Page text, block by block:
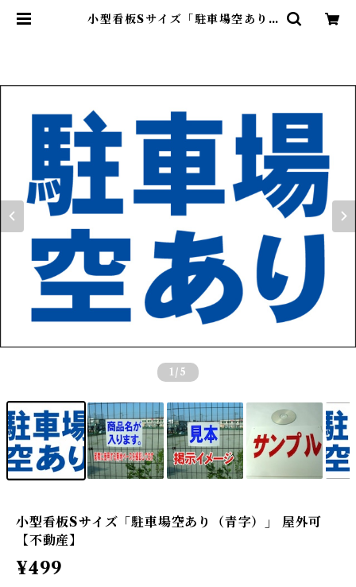
小型看板Sサイズ「駐車場空あり
1 /5
小型看板Sサイズ「駐車場空あり（青字）」 屋外可
【不動産】
¥499